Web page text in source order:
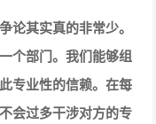
论其实真的非常少。
个部门。我们能够组
专业性的信赖。在每
会过多干涉对方的专